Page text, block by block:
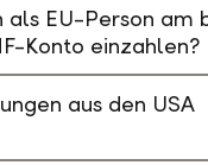
als EU-Person am
Konto einzahlen?
aus den USA